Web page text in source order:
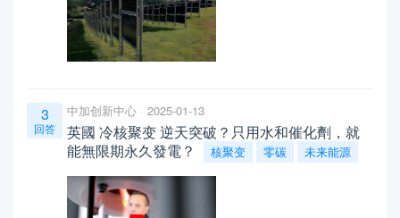
3
回答
中加创新中心 2025-01-13
英國 冷核聚变 逆天突破？只用水和催化劑，就
能無限期永久發電？
核聚变 零碳 未来能源